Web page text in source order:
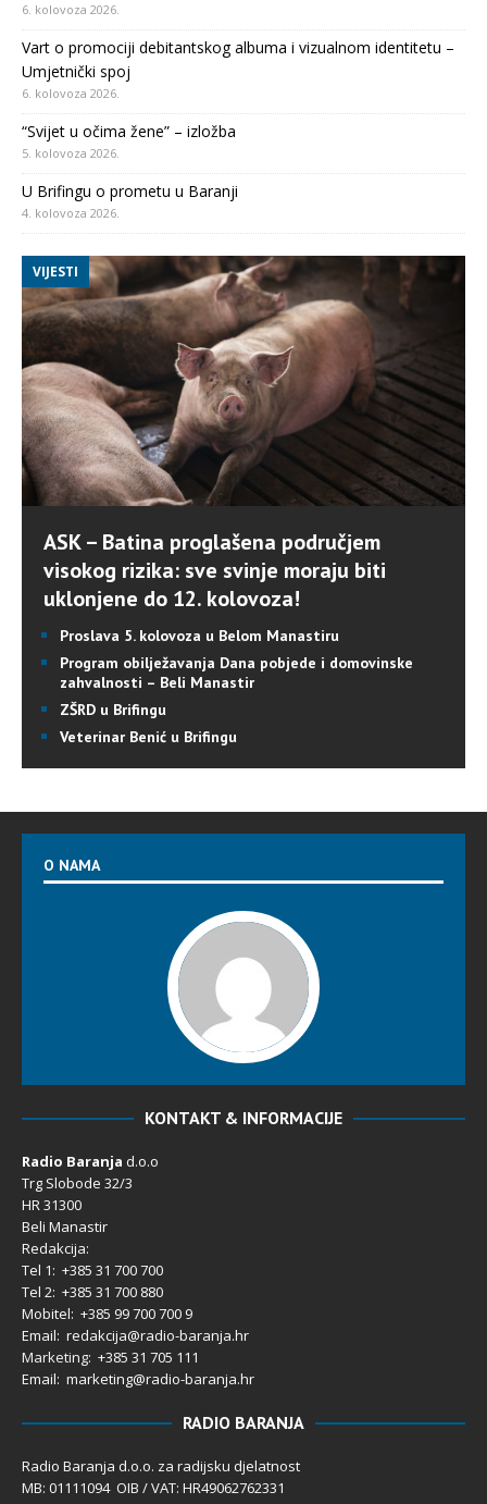
6. kolovoza 2026.
Vart o promociji debitantskog albuma i vizualnom identitetu –
Umjetnički spoj
6. kolovoza 2026.
“Svijet u očima žene” – izložba
5. kolovoza 2026.
U Brifingu o prometu u Baranji
4. kolovoza 2026.
VIJESTI
ASK – Batina proglašena područjem
visokog rizika: sve svinje moraju biti
uklonjene do 12. kolovoza!
Proslava 5. kolovoza u Belom Manastiru
Program obilježavanja Dana pobjede i domovinske
zahvalnosti – Beli Manastir
ZŠRD u Brifingu
Veterinar Benić u Brifingu
O NAMA
KONTAKT & INFORMACIJE
Radio Baranja d.o.o
Trg Slobode 32/3
HR 31300
Beli Manastir
Redakcija:
Tel 1: +385 31 700 700
Tel 2: +385 31 700 880
Mobitel: +385 99 700 700 9
Email: redakcija@radio-baranja.hr
Marketing: +385 31 705 111
Email: marketing@radio-baranja.hr
RADIO BARANJA
Radio Baranja d.o.o. za radijsku djelatnost
MB: 01111094 OIB / VAT: HR49062762331